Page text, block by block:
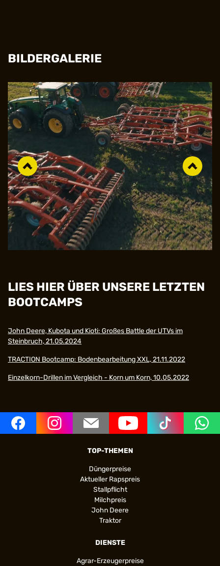
BILDERGALERIE
LIES HIER ÜBER UNSERE LETZTEN
BOOTCAMPS
John Deere, Kubota und Kioti: Großes Battle der UTVs im
Steinbruch, 21.05.2024
TRACTION Bootcamp: Bodenbearbeitung XXL, 21.11.2022
Einzelkorn-Drillen im Vergleich - Korn um Korn, 10.05.2022
TOP-THEMEN
Düngerpreise
Aktueller Rapspreis
Stallpflicht
Milchpreis
John Deere
Traktor
DIENSTE
Agrar-Erzeugerpreise